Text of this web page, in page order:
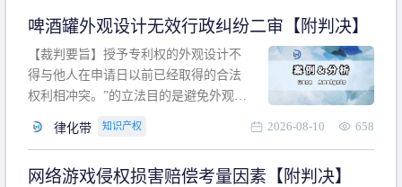
诉讼建议 第二部分：15省市是否侵权案
例的裁判要旨 目录 第一部分、刮码剪码
刮
啤酒罐外观设计无效行政纠纷二审【附判决】
【裁判要旨】授予专利权的外观设计不
得与他人在申请日以前已经取得的合法
权利相冲突。”的立法目的是避免外观设
冲突。基于此，凡是因该外观设计的实
于该款规定的规制范畴。“合法权利”不宜
律化带 知识产权 2026-08-10 658
网络游戏侵权损害赔偿考量因素【附判决】